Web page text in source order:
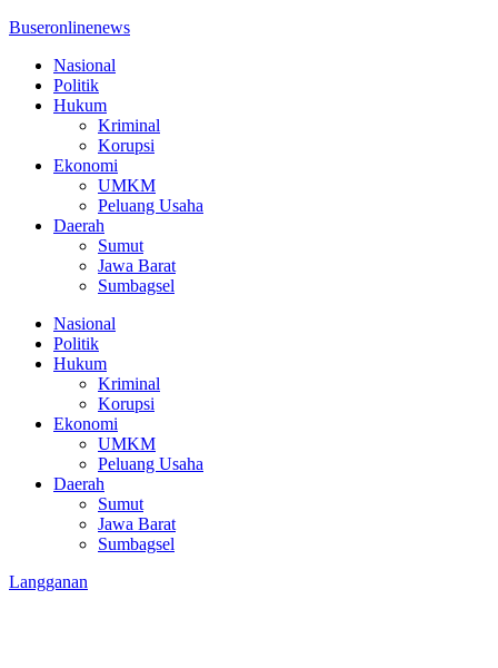
Buseronlinenews
Nasional
Politik
Hukum
Kriminal
Korupsi
Ekonomi
UMKM
Peluang Usaha
Daerah
Sumut
Jawa Barat
Sumbagsel
Nasional
Politik
Hukum
Kriminal
Korupsi
Ekonomi
UMKM
Peluang Usaha
Daerah
Sumut
Jawa Barat
Sumbagsel
Langganan